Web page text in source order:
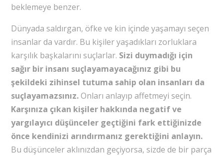
beklemeye benzer.
Dünyada saldırgan, öfke ve kin içinde yaşamayı seçen
insanlar da vardır. Bu kişiler yaşadıkları zorluklara
karşılık başkalarını suçlarlar. Sizi duymadığı için
sağır bir insanı suçlayamayacağınız gibi bu
şekildeki zihinsel tutuma sahip olan insanları da
suçlayamazsınız.Onları anlayıp affetmeyi seçin.
Karşınıza çıkan kişiler hakkında negatif ve
yargılayıcı düşünceler geçtiğini fark ettiğinizde
önce kendinizi arındırmanız gerektiğini anlayın.
Bu düşünceler aklınızdan geçiyorsa, sizde de bir parça